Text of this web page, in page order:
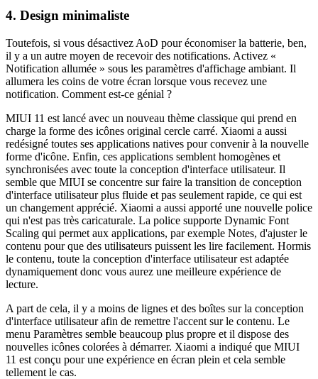
4. Design minimaliste
Toutefois, si vous désactivez AoD pour économiser la batterie, ben,
il y a un autre moyen de recevoir des notifications. Activez «
Notification allumée » sous les paramètres d'affichage ambiant. Il
allumera les coins de votre écran lorsque vous recevez une
notification. Comment est-ce génial ?
MIUI 11 est lancé avec un nouveau thème classique qui prend en
charge la forme des icônes original cercle carré. Xiaomi a aussi
redésigné toutes ses applications natives pour convenir à la nouvelle
forme d'icône. Enfin, ces applications semblent homogènes et
synchronisées avec toute la conception d'interface utilisateur. Il
semble que MIUI se concentre sur faire la transition de conception
d'interface utilisateur plus fluide et pas seulement rapide, ce qui est
un changement apprécié. Xiaomi a aussi apporté une nouvelle police
qui n'est pas très caricaturale. La police supporte Dynamic Font
Scaling qui permet aux applications, par exemple Notes, d'ajuster le
contenu pour que des utilisateurs puissent les lire facilement. Hormis
le contenu, toute la conception d'interface utilisateur est adaptée
dynamiquement donc vous aurez une meilleure expérience de
lecture.
A part de cela, il y a moins de lignes et des boîtes sur la conception
d'interface utilisateur afin de remettre l'accent sur le contenu. Le
menu Paramètres semble beaucoup plus propre et il dispose des
nouvelles icônes colorées à démarrer. Xiaomi a indiqué que MIUI
11 est conçu pour une expérience en écran plein et cela semble
tellement le cas.